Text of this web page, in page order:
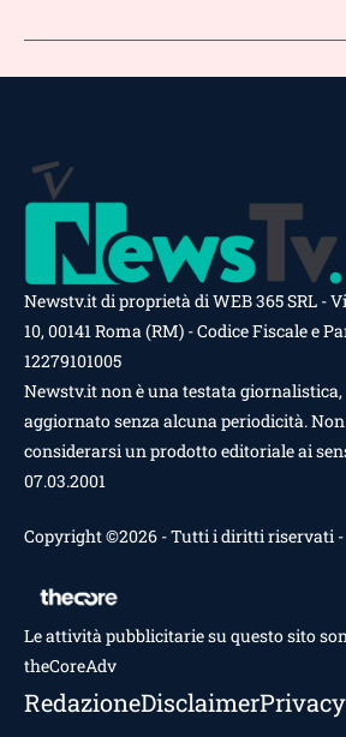
Newstv.it di proprietà di WEB 365 SRL -
10, 00141 Roma (RM) - Codice Fiscale e
12279101005
Newstv.it non è una testata
aggiornato senza alcuna periodicità.
considerarsi un prodotto editoriale ai
07.03.2001
Copyright ©2026 - Tutti i diritti riservati -
Le attività pubblicitarie su questo sito
theCoreAdv
RedazioneDisclaimer